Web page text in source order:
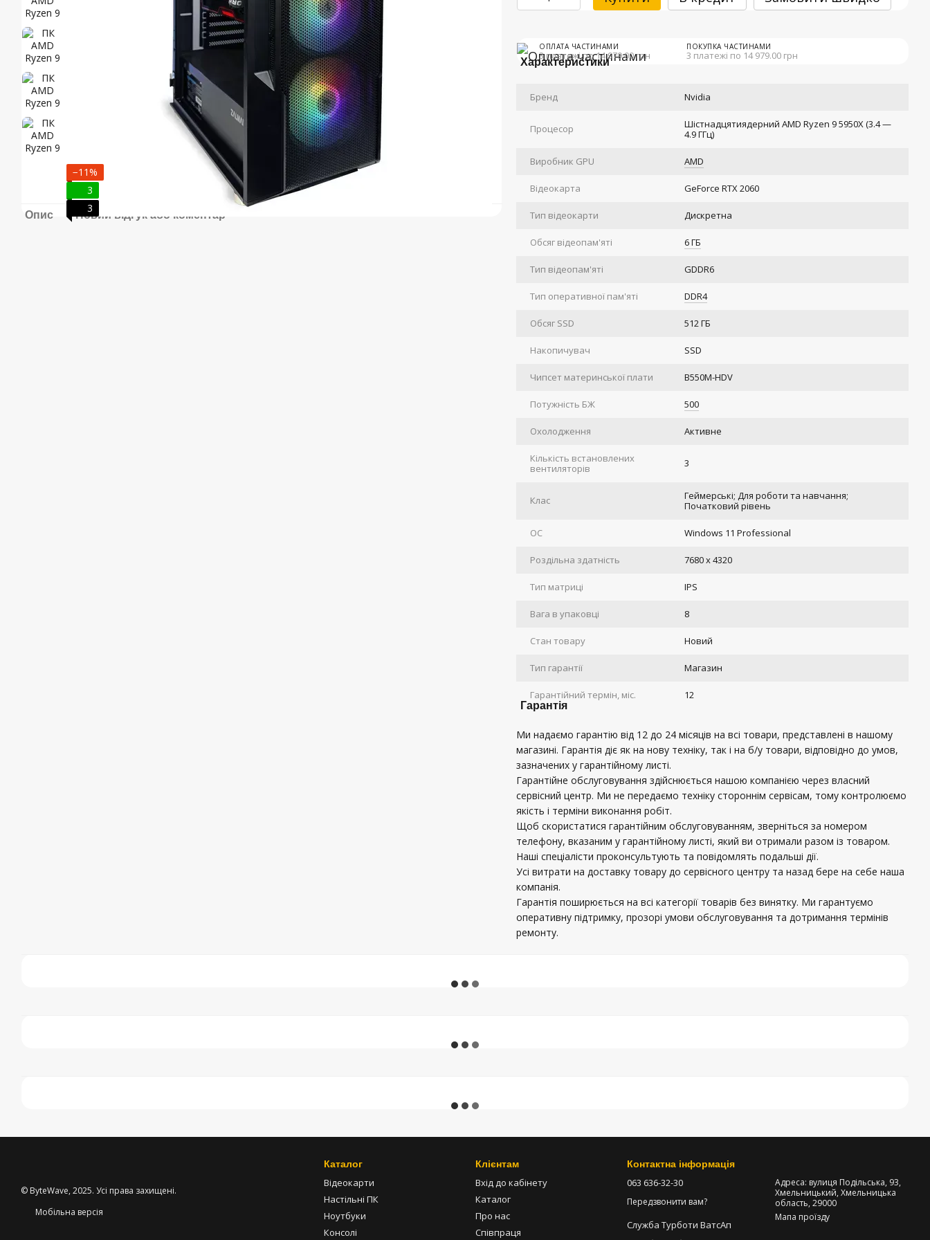
−11%
3
3
Опис Новий відгук або коментар
ОПЛАТА ЧАСТИНАМИ
3 платежі по 14 979.00 грн
ПОКУПКА ЧАСТИНАМИ
3 платежі по 14 979.00 грн
Характеристики
Бренд Nvidia
Процесор
Шістнадцятиядерний AMD Ryzen 9 5950X (3.4 —
4.9 ГГц)
Виробник GPU AMD
Відеокарта GeForce RTX 2060
Тип відеокарти Дискретна
Обсяг відеопам'яті 6 ГБ
Тип відеопам'яті GDDR6
Тип оперативної пам'яті DDR4
Обсяг SSD 512 ГБ
Накопичувач SSD
Чипсет материнської плати B550M-HDV
Потужність БЖ 500
Охолодження Активне
Кількість встановлених
вентиляторів
3
Клас
Геймерські; Для роботи та навчання;
Початковий рівень
ОС Windows 11 Professional
Роздільна здатність 7680 x 4320
Тип матриці IPS
Вага в упаковці 8
Стан товару Новий
Тип гарантії Магазин
Гарантійний термін, міс. 12
Гарантія
Ми надаємо гарантію від 12 до 24 місяців на всі товари, представлені в нашому
магазині. Гарантія діє як на нову техніку, так і на б/у товари, відповідно до умов,
зазначених у гарантійному листі.
Гарантійне обслуговування здійснюється нашою компанією через власний
сервісний центр. Ми не передаємо техніку стороннім сервісам, тому контролюємо
якість і терміни виконання робіт.
Щоб скористатися гарантійним обслуговуванням, зверніться за номером
телефону, вказаним у гарантійному листі, який ви отримали разом із товаром.
Наші спеціалісти проконсультують та повідомлять подальші дії.
Усі витрати на доставку товару до сервісного центру та назад бере на себе наша
компанія.
Гарантія поширюється на всі категорії товарів без винятку. Ми гарантуємо
оперативну підтримку, прозорі умови обслуговування та дотримання термінів
ремонту.
© ByteWave, 2025. Усі права захищені.
Мобільна версія
Каталог
Відеокарти
Настільні ПК
Ноутбуки
Консолі
Клієнтам
Вхід до кабінету
Каталог
Про нас
Співпраця
Контактна інформація
063 636-32-30
Передзвонити вам?
Служба Турботи ВатсАп
Адреса: вулиця Подільська, 93,
Хмельницький, Хмельницька
область, 29000
Мапа проїзду